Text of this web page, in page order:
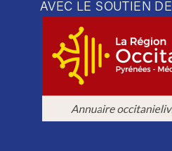
AVEC LE SOUTIEN DE